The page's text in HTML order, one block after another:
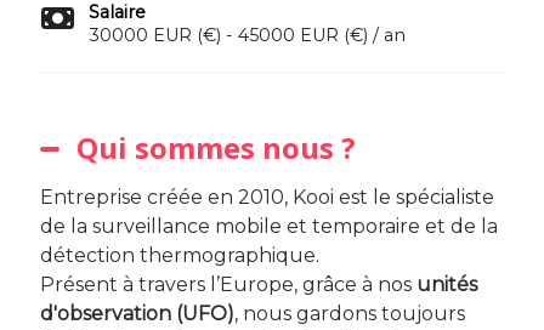
Salaire
30000 EUR (€) - 45000 EUR (€) / an
Qui sommes nous ?
Entreprise créée en 2010, Kooi est le spécialiste
de la surveillance mobile et temporaire et de la
détection thermographique.
Présent à travers l’Europe, grâce à nos unités
d'observation (UFO), nous gardons toujours